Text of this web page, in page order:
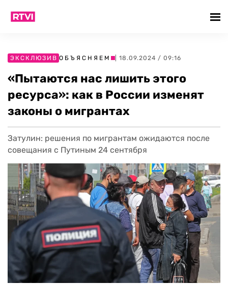
ЭКСКЛЮЗИВ ОБЪЯСНЯЕМ | 18.09.2024 / 09:16
«Пытаются нас лишить этого
ресурса»: как в России изменят
законы о мигрантах
Затулин: решения по мигрантам ожидаются после
совещания с Путиным 24 сентября